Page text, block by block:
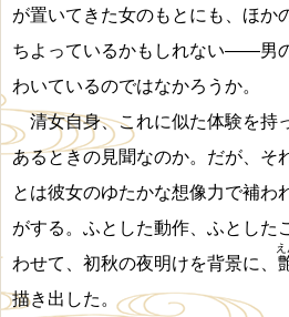
が置いてきた女のもとにも、ほか
ちよっているかもしれない――男
わいているのではなかろうか。
清女自身、これに似た体験を持
あるときの見聞なのか。だが、そ
とは彼女のゆたかな想像力で補わ
がする。ふとした動作、ふとした
わせて、初秋の夜明けを背景に、
え
描き出した。